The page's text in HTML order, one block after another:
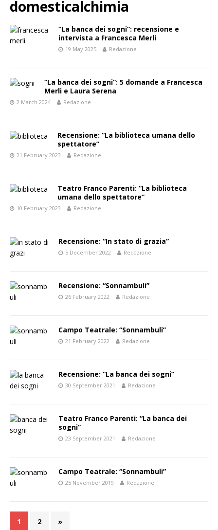
domesticalchimia
“La banca dei sogni”: recensione e
intervista a Francesca Merli
19 May 2025 Redazione
“La banca dei sogni”: 5 domande a Francesca
Merli e Laura Serena
2 March 2024 Redazione
Recensione: “La biblioteca umana dello
spettatore”
21 February 2023 Redazione
Teatro Franco Parenti: “La biblioteca
umana dello spettatore”
10 February 2023 Redazione
Recensione: “In stato di grazia”
5 December 2022 Redazione
Recensione: “Sonnambuli”
26 February 2022 Redazione
Campo Teatrale: “Sonnambuli”
21 February 2022 Redazione
Recensione: “La banca dei sogni”
30 September 2021 Redazione
Teatro Franco Parenti: “La banca dei
sogni”
23 September 2021 Redazione
Campo Teatrale: “Sonnambuli”
25 November 2019 Redazione
1 2 »